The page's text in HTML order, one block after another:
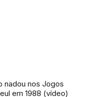
nadou nos Jogos
em 1988 (vídeo)